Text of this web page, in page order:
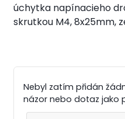
úchytka napínacieho
skrutkou M4, 8x25mm,
Nebyl zatím přidán
názor nebo dotaz jako